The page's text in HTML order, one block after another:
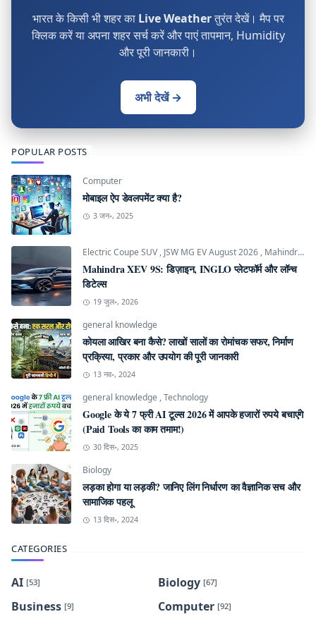
भारत के किसी भी शहर का Live Weatherतुरंत देखें। मैप पर
क्लिक करें या अपना शहर सर्च करें और पाएं तापमान, Humidity
और पूरी जानकारी।
अभी देखें →
POPULAR POSTS
Computer
मोबाइल ऐप डेवलपमेंट क्या है?
3 जन॰, 2025
Electric Coupe SUV, JSW MG EV August 2026, Mahindra INGLO Platform
Mahindra XEV 9S: डिज़ाइन, INGLO प्लेटफॉर्म और लॉन्च
डिटेल्स
19 जुल॰, 2026
general knowledge
कोयला आखिर बना कैसे? लाखों सालों का रोमांचक सफर, निर्माण
प्रक्रिया, प्रकार और उपयोग की पूरी जानकारी
13 नव॰, 2024
general knowledge ,Technology
Google के ये 7 फ्री AI टूल्स 2026 में आपके हजारों रुपये बचाएंगे
(Paid Tools का काम तमाम!)
30 दिस॰, 2025
Biology
लड़का होगा या लड़की? जानिए लिंग निर्धारण का वैज्ञानिक सच और
सामाजिक पहलू
13 दिस॰, 2024
CATEGORIES
AI [53] Biology [67]
Business [9] Computer [92]